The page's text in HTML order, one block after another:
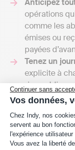
Continuer sans
Vos données,
Plateforme de
Chez Indy, nos
servent au bon
l'expérience
Vous avez la liberté
Anticipez
opérations
comme les
émises ou
payées
Tenez un
explicite à
rien oublier
comptable
Passez vos
exercice,
31
dès le départ ;